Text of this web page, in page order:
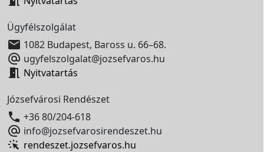
Ügyfélszolgálat
 1082 Budapest, Baross u. 66–68.
 ugyfelszolgalat@jozsefvaros.hu
 Nyitvatartás
Józsefvárosi Rendészet
 +36 80/204-618
 info@jozsefvarosirendeszet.hu
rendeszet.jozsefvaros.hu